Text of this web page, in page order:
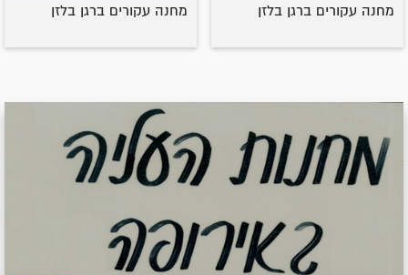
מחנה עקורים ברגן בלזן מחנה עקורים ברגן בלזן